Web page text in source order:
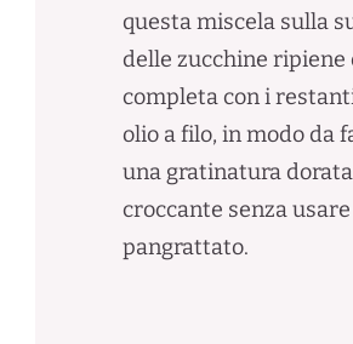
questa miscela sulla
delle zucchine ripiene
completa con i
olio a filo, in modo da
una gratinatura
croccante senza usare
pangrattato.